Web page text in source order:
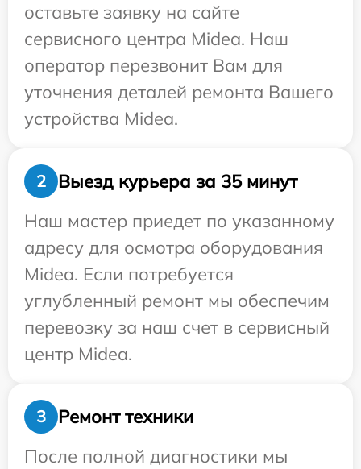
оставьте заявку на сайте
сервисного центра Midea. Наш
оператор перезвонит Вам для
уточнения деталей ремонта Вашего
устройства Midea.
2
Выезд курьера за 35 минут
Наш мастер приедет по указанному
адресу для осмотра оборудования
Midea. Если потребуется
углубленный ремонт мы обеспечим
перевозку за наш счет в сервисный
центр Midea.
3
Ремонт техники
После полной диагностики мы